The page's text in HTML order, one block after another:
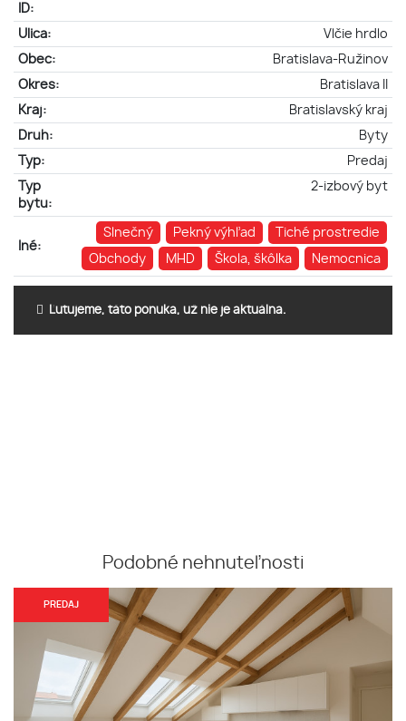
ID:
Ulica:
Vlčie hrdlo
Obec:
Bratislava-Ružinov
Okres:
Bratislava II
Kraj:
Bratislavský kraj
Druh:
Byty
Typ:
Predaj
Typ
bytu:
2-izbový byt
Iné:
Slnečný Pekný výhľad
Tiché prostredie
Obchody
MHD Škola, škôlka Nemocnica
Ľutujeme, táto ponuka, už nie je aktuálna.
Podobné nehnuteľnosti
PREDAJ